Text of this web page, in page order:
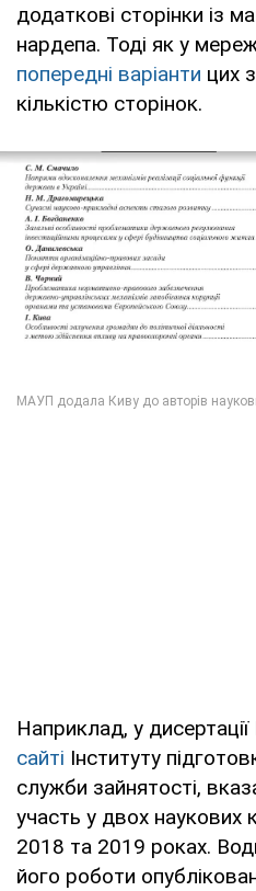
додаткові сторінки із
нардепа. Тоді як у
попередні варіанти цих
кількістю сторінок.
Наприклад, у дисертації
сайті Інституту
служби зайнятості,
участь у двох
2018 та 2019 роках.
його роботи